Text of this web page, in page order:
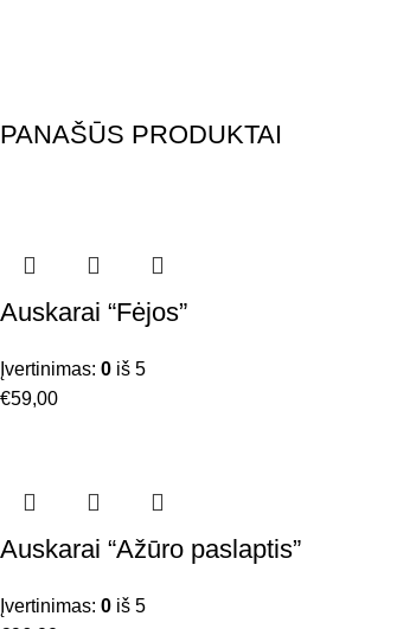
PANAŠŪS PRODUKTAI
Auskarai “Fėjos”
Įvertinimas: 0 iš 5
€59,00
Auskarai “Ažūro paslaptis”
Įvertinimas: 0 iš 5